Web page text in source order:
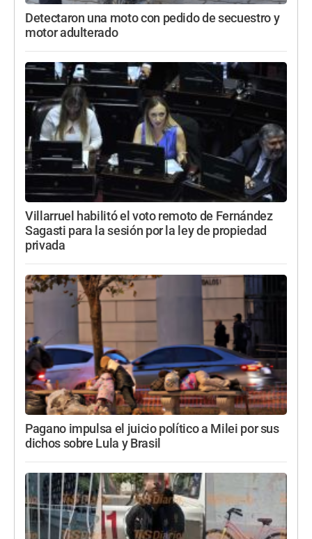
Detectaron una moto con pedido de secuestro y
motor adulterado
Villarruel habilitó el voto remoto de Fernández
Sagasti para la sesión por la ley de propiedad
privada
Pagano impulsa el juicio político a Milei por sus
dichos sobre Lula y Brasil